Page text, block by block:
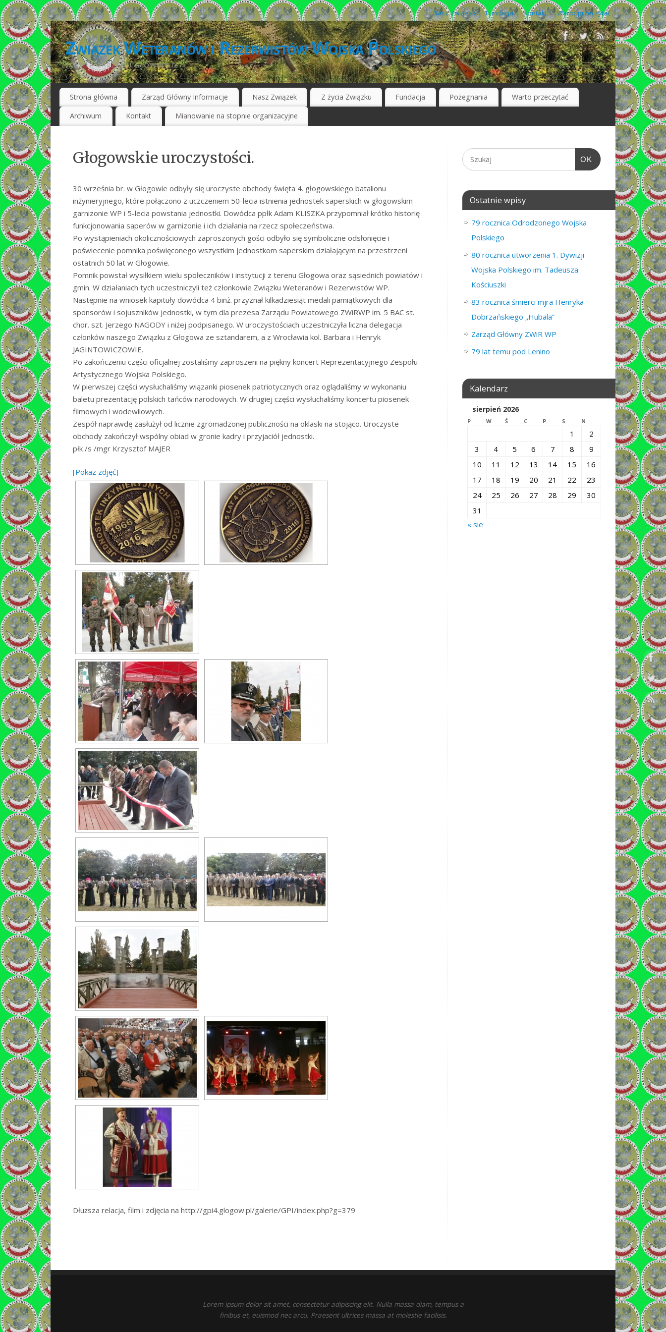
Nasz Związek Fundacja Kontakt Warto przeczytać
Związek Weteranów i Rezerwistów Wojska Polskiego
STRONA ZARZĄDU GŁÓWNEGO
Strona główna Zarząd Główny Informacje Nasz Związek Z życia Związku Fundacja Pożegnania Warto przeczytać
Archiwum Kontakt Mianowanie na stopnie organizacyjne
Głogowskie uroczystości.
30 września br. w Głogowie odbyły się uroczyste obchody święta 4. głogowskiego batalionu
inżynieryjnego, które połączono z uczczeniem 50-lecia istnienia jednostek saperskich w głogowskim
garnizonie WP i 5-lecia powstania jednostki. Dowódca ppłk Adam KLISZKA przypomniał krótko historię
funkcjonowania saperów w garnizonie i ich działania na rzecz społeczeństwa.
Po wystąpieniach okolicznościowych zaproszonych gości odbyło się symboliczne odsłonięcie i
poświecenie pomnika poświęconego wszystkim jednostkom saperskim działającym na przestrzeni
ostatnich 50 lat w Głogowie.
Pomnik powstał wysiłkiem wielu społeczników i instytucji z terenu Głogowa oraz sąsiednich powiatów i
gmin. W działaniach tych uczestniczyli też członkowie Związku Weteranów i Rezerwistów WP.
Następnie na wniosek kapituły dowódca 4 binż. przyznał kilkadziesiąt medali pamiątkowych dla
sponsorów i sojuszników jednostki, w tym dla prezesa Zarządu Powiatowego ZWiRWP im. 5 BAC st.
chor. szt. Jerzego NAGODY i niżej podpisanego. W uroczystościach uczestniczyła liczna delegacja
członków naszego Związku z Głogowa ze sztandarem, a z Wrocławia kol. Barbara i Henryk
JAGINTOWICZOWIE.
Po zakończeniu części oficjalnej zostaliśmy zaproszeni na piękny koncert Reprezentacyjnego Zespołu
Artystycznego Wojska Polskiego.
W pierwszej części wysłuchaliśmy wiązanki piosenek patriotycznych oraz oglądaliśmy w wykonaniu
baletu prezentację polskich tańców narodowych. W drugiej części wysłuchaliśmy koncertu piosenek
filmowych i wodewilowych.
Zespół naprawdę zasłużył od licznie zgromadzonej publiczności na oklaski na stojąco. Uroczyste
obchody zakończył wspólny obiad w gronie kadry i przyjaciół jednostki.
płk /s /mgr Krzysztof MAJER
[Pokaz zdjęć]
Dłuższa relacja, film i zdjęcia na http://gpi4.glogow.pl/galerie/GPI/index.php?g=379
OK
Ostatnie wpisy
79 rocznica Odrodzonego Wojska
Polskiego
80 rocznica utworzenia 1. Dywizji
Wojska Polskiego im. Tadeusza
Kościuszki
83 rocznica śmierci mjra Henryka
Dobrzańskiego „Hubala”
Zarząd Główny ZWiR WP
79 lat temu pod Lenino
Kalendarz
sierpień 2026
P W Ś C P S N
« sie
1
2
3
4 5 6 7 8
9
10
11 12 13 14 15
16
17
18 19 20 21 22
23
24
25 26 27 28 29
30
31
Lorem ipsum dolor sit amet, consectetur adipiscing elit. Nulla massa diam, tempus a
finibus et, euismod nec arcu. Praesent ultrices massa at molestie facilisis.